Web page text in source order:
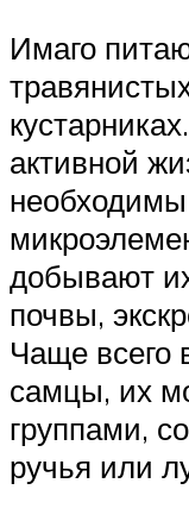
Имаго
активной
добывают
почвы,
Чаще всего
самцы, их
группами,
ручья или